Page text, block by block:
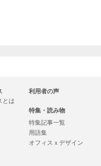
とは
利用者の声
特集・読み物
特集記事一覧
用語集
オフィスｘデザイン